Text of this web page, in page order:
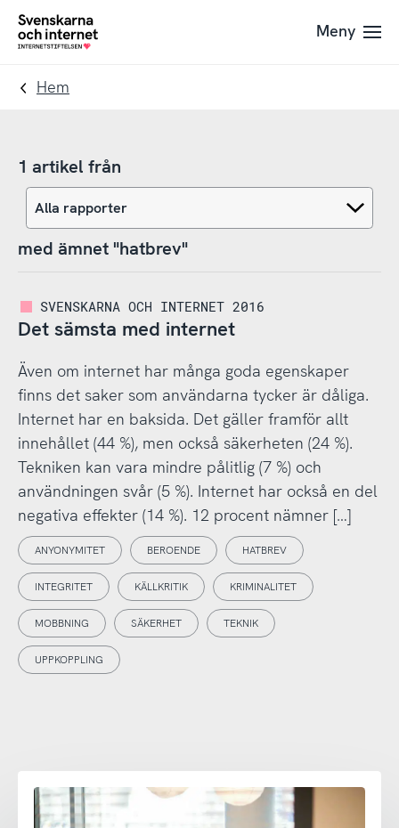
Till
navigation
Till
innehåll
To
Meny
Hem
1 artikel från
med ämnet "hatbrev"
SVENSKARNA OCH INTERNET 2016
Det sämsta med internet
Även om internet har många goda egenskaper
finns det saker som användarna tycker är dåliga.
Internet har en baksida. Det gäller framför allt
innehållet (44 %), men också säkerheten (24 %).
Tekniken kan vara mindre pålitlig (7 %) och
användningen svår (5 %). Internet har också en del
negativa effekter (14 %). 12 procent nämner […]
ANYONYMITET BEROENDE HATBREV
INTEGRITET KÄLLKRITIK KRIMINALITET
MOBBNING SÄKERHET TEKNIK
UPPKOPPLING